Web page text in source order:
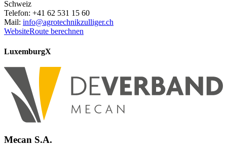
Schweiz
Telefon: +41 62 531 15 60
Mail: info@agrotechnikzulliger.ch
WebsiteRoute berechnen
LuxemburgX
Mecan S.A.